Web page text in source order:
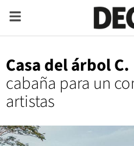
Casa del árbol C.
cabaña para un
artistas